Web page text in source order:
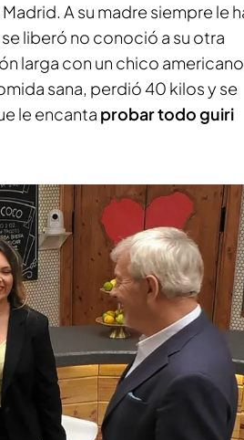
A su madre siempre le
liberó no conoció a su otra
larga con un chico
sana, perdió 40 kilos y se
le encanta probar todo guiri